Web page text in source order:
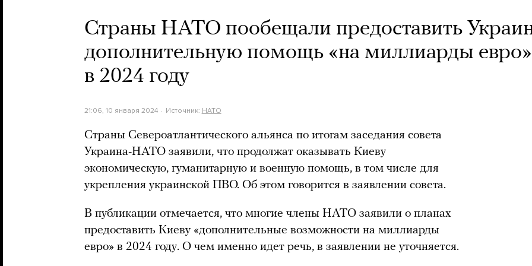
Страны НАТО пообещали предоставить
дополнительную помощь «на миллиарды евро»
в 2024 году
21:06, 10 января 2024 Источник: НАТО
Страны Североатлантического альянса по итогам заседания совета
Украина-НАТО заявили, что продолжат оказывать Киеву
экономическую, гуманитарную и военную помощь, в том числе для
укрепления украинской ПВО. Об этом говорится в заявлении совета.
В публикации отмечается, что многие члены НАТО заявили о планах
предоставить Киеву «дополнительные возможности на миллиарды
евро» в 2024 году. О чем именно идет речь, в заявлении не уточняется.